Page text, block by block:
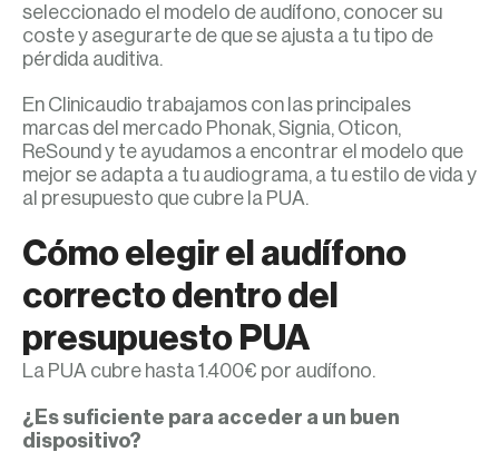
seleccionado el modelo de audífono, conocer su
coste y asegurarte de que se ajusta a tu tipo de
pérdida auditiva.
En Clinicaudio trabajamos con las principales
marcas del mercado Phonak, Signia, Oticon,
ReSound y te ayudamos a encontrar el modelo que
mejor se adapta a tu audiograma, a tu estilo de vida y
al presupuesto que cubre la PUA.
Cómo elegir el audífono
correcto dentro del
presupuesto PUA
La PUA cubre hasta 1.400€ por audífono.
¿Es suficiente para acceder a un buen
dispositivo?